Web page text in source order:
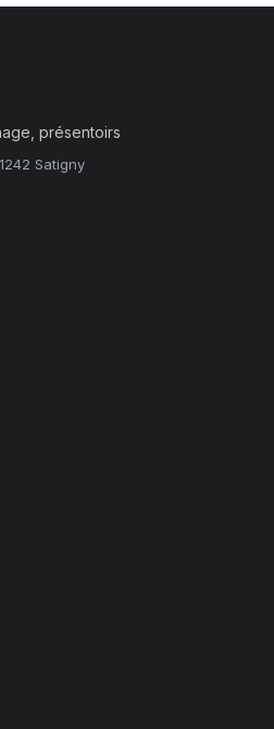
présentoirs
Satigny